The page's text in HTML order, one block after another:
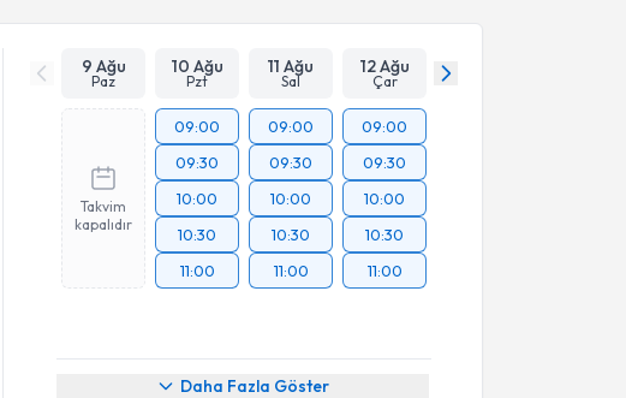
9 Ağu
Paz
10 Ağu
Pzt
11 Ağu
Sal
12 Ağu
Çar
Takvim
kapalıdır
09:00
09:30
10:00
10:30
11:00
09:00
09:30
10:00
10:30
11:00
09:00
09:30
10:00
10:30
11:00
Daha Fazla Göster